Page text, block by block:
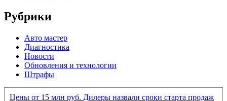
Рубрики
Авто мастер
Диагностика
Новости
Обновления и технологии
Штрафы
Цены от 15 млн руб. Дилеры назвали сроки старта продаж